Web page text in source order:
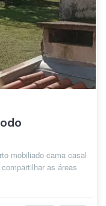
mobiliado cama casal
as áreas